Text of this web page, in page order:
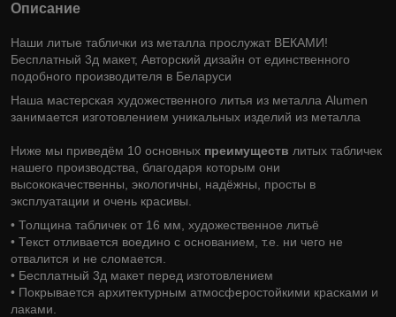
Описание
Наши литые таблички из металла прослужат ВЕКАМИ!
Бесплатный 3д макет, Авторский дизайн от единственного
подобного производителя в Беларуси
Наша мастерская художественного литья из металла Alumen
занимается изготовлением уникальных изделий из металла
Ниже мы приведём 10 основных преимуществ литых табличек
нашего производства, благодаря которым они
высококачественны, экологичны, надёжны, просты в
эксплуатации и очень красивы.
• Толщина табличек от 16 мм, художественное литьё
• Текст отливается воедино с основанием, т.е. ни чего не
отвалится и не сломается.
• Бесплатный 3д макет перед изготовлением
• Покрывается архитектурным атмосферостойкими красками и
лаками.